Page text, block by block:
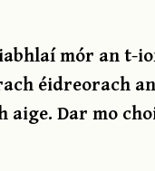
mór an t-
éidreorach
Dar mo